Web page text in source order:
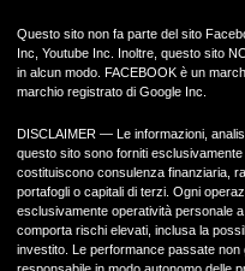
Questo sito non fa parte del sito
Inc, Youtube Inc. Inoltre, questo sito
in alcun modo. FACEBOOK è un
marchio registrato di Google Inc.
DISCLAIMER — Le informazioni,
questo sito sono forniti
costituiscono consulenza finanziaria,
portafogli o capitali di terzi. Ogni
esclusivamente operatività personale
comporta rischi elevati, inclusa la
investito. Le performance passate